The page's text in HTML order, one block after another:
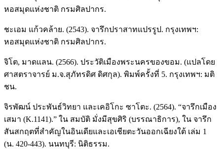
หอสมุดแห่งชาติ กรมศิลปากร.
ชะเอม แก้วคล้าย. (2543). จารึกปราสาทแปรรูป. กรุงเทพฯ:
หอสมุดแห่งชาติ กรมศิลปากร.
จิโต, มาดแลน. (2566). ประวัติเมืองพระนครของขอม. (แปลโดย
ศาสตราจารย์ ม.จ.สุภัทรดิศ ดิศกุล). พิมพ์ครั้งที่ 5. กรุงเทพฯ: มติ
ชน.
จิรพัฒน์ ประพันธ์วิทยา และเคอิโกะ ซาโตะ. (2564). “จารึกเมือง
เสมา (K.1141).” ใน สมบัติ มั่งมีสุขศิริ (บรรณาธิการ), ใน จารึก
สันสกฤตที่สำคัญในอินเดียและเอเชียตะวันออกเฉียงใต้ เล่ม 1
(น. 420-443). นนทบุรี: นิติธรรม.